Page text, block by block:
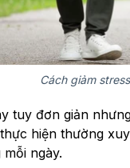
Cách giảm
tuy đơn giản
hiện thường
ngày.